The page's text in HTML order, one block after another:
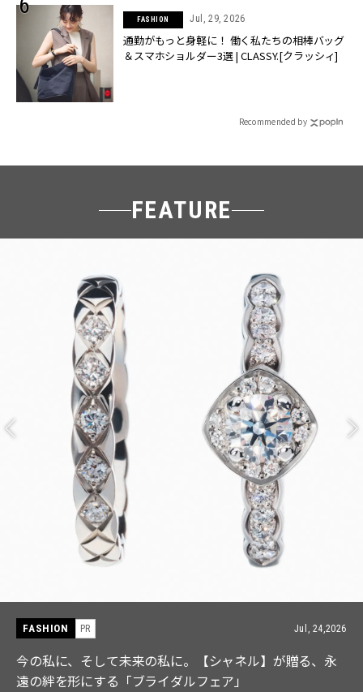
FASHION Jul, 29, 2026
通勤がもっと身軽に！ 働く私たちの相棒バッグ
＆スマホショルダー3選 | CLASSY.[クラッシィ]
Recommended by
FEATURE
FASHION Jul,
【ICB】人気インフルエンサーと共同制作! 週5で着た
なる「名品ブラウス」２選